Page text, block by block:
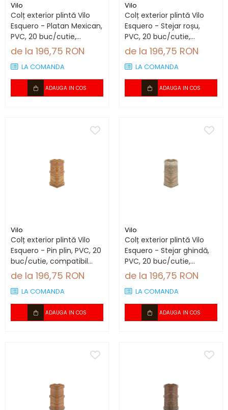
Vilo
Colț exterior plintă Vilo
Esquero - Platan Mexican,
PVC, 20 buc/cutie,
compatibil plintă 66.6
de la 196,75 RON
LA COMANDA
ADAUGA IN COS
Vilo
Colț exterior plintă Vilo
Esquero - Stejar roșu,
PVC, 20 buc/cutie,
compatibil plintă 66.6
de la 196,75 RON
LA COMANDA
ADAUGA IN COS
Vilo
Colț exterior plintă Vilo
Esquero - Pin plin, PVC, 20
buc/cutie, compatibil
plintă 66.6 mm
de la 196,75 RON
LA COMANDA
ADAUGA IN COS
Vilo
Colț exterior plintă Vilo
Esquero - Stejar ghindă,
PVC, 20 buc/cutie,
compatibil plintă 66.6
de la 196,75 RON
LA COMANDA
ADAUGA IN COS